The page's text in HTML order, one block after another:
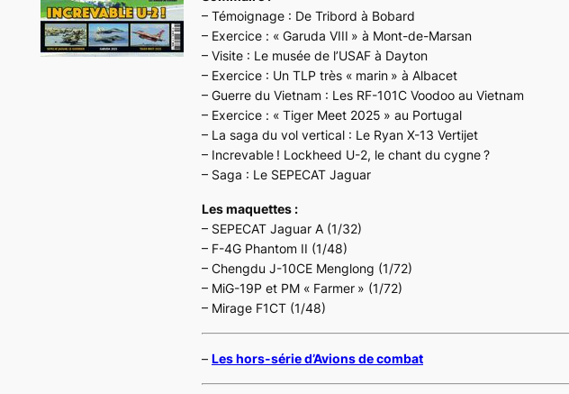
– Témoignage : De Tribord à Bobard
– Exercice : « Garuda VIII » à Mont-de-Marsan
– Visite : Le musée de l’USAF à Dayton
– Exercice : Un TLP très « marin » à Albacet
– Guerre du Vietnam : Les RF-101C Voodoo au Vietnam
– Exercice : « Tiger Meet 2025 » au Portugal
– La saga du vol vertical : Le Ryan X-13 Vertijet
– Increvable ! Lockheed U-2, le chant du cygne ?
– Saga : Le SEPECAT Jaguar
Les maquettes :
– SEPECAT Jaguar A (1/32)
– F-4G Phantom II (1/48)
– Chengdu J-10CE Menglong (1/72)
– MiG-19P et PM « Farmer » (1/72)
– Mirage F1CT (1/48)
– Les hors-série d’Avions de combat